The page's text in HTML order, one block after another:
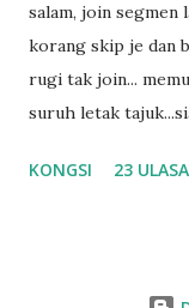
salam, join segmen
korang skip je dan
rugi tak join...
suruh letak
KONGSI 23